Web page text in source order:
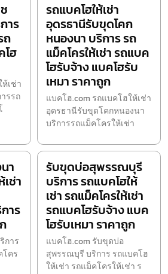
าร
ถ
โฮ
เช่า
รรถ
รถแบคโฮให้เช่า
อุดรธานีรับขุดโคก
หนองนา บริการ รถ
แม็คโครให้เช่า รถแบค
โฮรับจ้าง แบคโฮรับ
เหมา ราคาถูก
แบคโฮ.com รถแบคโฮให้เช่า
อุดรธานีรับขุดโคกหนองนา
บริการรถแม็คโครให้เช่า
า
ช่า
าร
การ
โคร
รับขุดบ่อสุพรรณบุรี
บริการ รถแบคโฮให้
เช่า รถแม็คโครให้เช่า
รถแบคโฮรับจ้าง แบค
โฮรับเหมา ราคาถูก
แบคโฮ.com รับขุดบ่อ
สุพรรณบุรี บริการ รถแบคโฮ
ให้เช่า รถแม็คโครให้เช่า ร